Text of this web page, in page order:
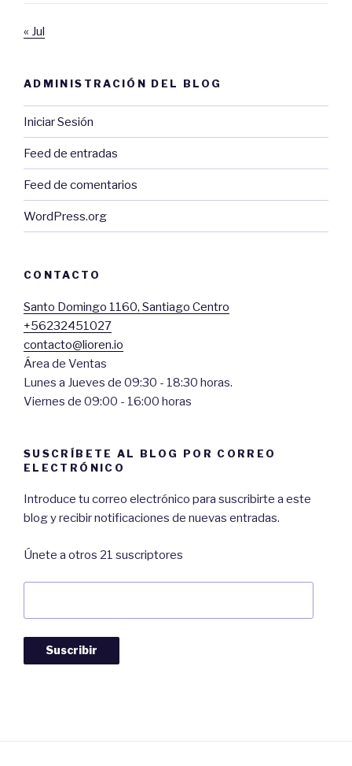
« Jul
ADMINISTRACIÓN DEL BLOG
Iniciar Sesión
Feed de entradas
Feed de comentarios
WordPress.org
CONTACTO
Santo Domingo 1160, Santiago Centro
+56232451027
contacto@lioren.io
Área de Ventas
Lunes a Jueves de 09:30 - 18:30 horas.
Viernes de 09:00 - 16:00 horas
SUSCRÍBETE AL BLOG POR CORREO
ELECTRÓNICO
Introduce tu correo electrónico para suscribirte a este
blog y recibir notificaciones de nuevas entradas.
Únete a otros 21 suscriptores
Suscribir